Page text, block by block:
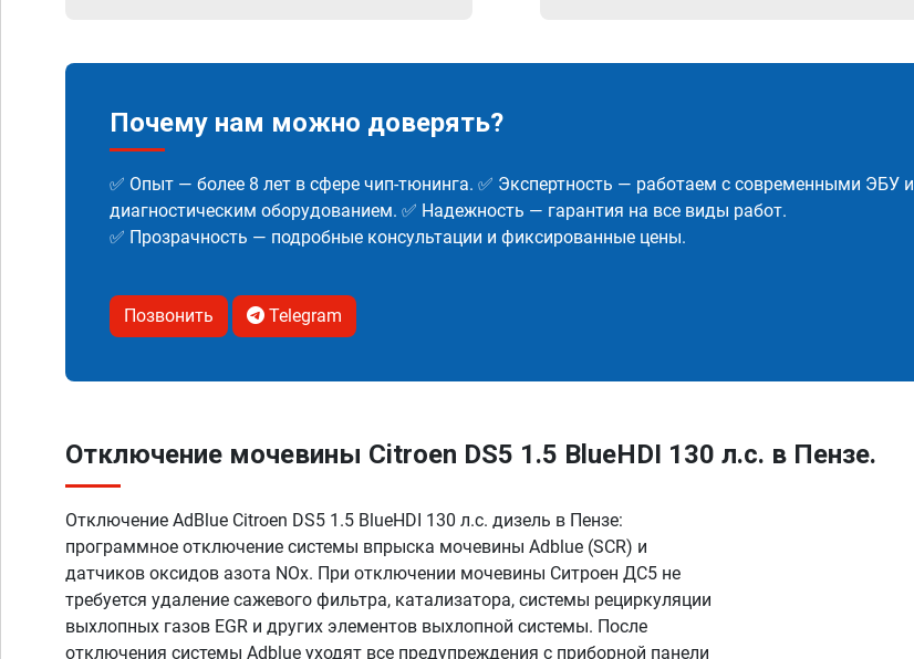
Почему нам можно доверять?
✅ Опыт — более 8 лет в сфере чип-тюнинга. ✅ Экспертность — работаем с современными ЭБУ и
диагностическим оборудованием. ✅ Надежность — гарантия на все виды работ.
✅ Прозрачность — подробные консультации и фиксированные цены.
Позвонить Telegram
Отключение мочевины Citroen DS5 1.5 BlueHDI 130 л.с. в Пензе.
Отключение AdBlue Citroen DS5 1.5 BlueHDI 130 л.с. дизель в Пензе:
программное отключение системы впрыска мочевины Adblue (SCR) и
датчиков оксидов азота NOx. При отключении мочевины Ситроен ДС5 не
требуется удаление сажевого фильтра, катализатора, системы рециркуляции
выхлопных газов EGR и других элементов выхлопной системы. После
отключения системы Adblue уходят все предупреждения с приборной панели